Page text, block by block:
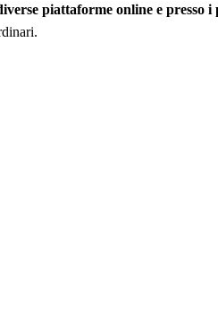
piattaforme online e presso